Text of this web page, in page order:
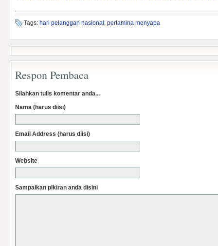
Tags: hari pelanggan nasional , pertamina menyapa
Respon Pembaca
Silahkan tulis komentar anda...
Nama (harus diisi)
Email Address (harus diisi)
Website
Sampaikan pikiran anda disini